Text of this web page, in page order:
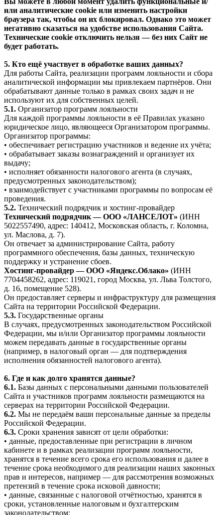
или аналитические cookie или изменить настройки
браузера так, чтобы он их блокировал. Однако это может
негативно сказаться на удобстве использования Сайта.
Технические cookie отключить нельзя — без них Сайт не
будет работать.
5. Кто ещё участвует в обработке ваших данных?
Для работы Сайта, реализации программ лояльности и сбора
аналитической информации мы привлекаем партнёров. Они
обрабатывают данные только в рамках своих задач и не
используют их для собственных целей.
5.1. Организатор программ лояльности
Для каждой программы лояльности в её Правилах указано
юридическое лицо, являющееся Организатором программы.
Организатор программы:
• обеспечивает регистрацию участников и ведение их учёта;
• обрабатывает заказы вознаграждений и организует их
выдачу;
• исполняет обязанности налогового агента (в случаях,
предусмотренных законодательством);
• взаимодействует с участниками программы по вопросам её
проведения.
5.2. Технический подрядчик и хостинг-провайдер
Технический подрядчик — ООО «ЛАНСЕЛОТ» (ИНН
5022557490, адрес: 140412, Московская область, г. Коломна,
ул. Маслова, д. 7).
Он отвечает за администрирование Сайта, работу
программного обеспечения, базы данных, техническую
поддержку и устранение сбоев.
Хостинг-провайдер — ООО «Яндекс.Облако» (ИНН
7704458262, адрес: 119021, город Москва, ул. Льва Толстого,
д. 16, помещение 528).
Он предоставляет серверы и инфраструктуру для размещения
Сайта на территории Российской Федерации.
5.3. Государственные органы
В случаях, предусмотренных законодательством Российской
Федерации, мы и/или Организатор программы лояльности
можем передавать данные в государственные органы
(например, в налоговый орган — для подтверждения
исполнения обязанностей налогового агента).
6. Где и как долго хранятся данные?
6.1. Базы данных с персональными данными пользователей
Сайта и участников программ лояльности размещаются на
серверах на территории Российской Федерации.
6.2. Мы не передаём ваши персональные данные за пределы
Российской Федерации.
6.3. Сроки хранения зависят от цели обработки:
• данные, предоставленные при регистрации в личном
кабинете и в рамках реализации программ лояльности,
хранятся в течение всего срока его использования и далее в
течение срока необходимого для реализации наших законных
прав и интересов, например — для рассмотрения возможных
претензий в течение срока исковой давности;
• данные, связанные с налоговой отчётностью, хранятся в
сроки, установленные налоговым и бухгалтерским
законодательством;